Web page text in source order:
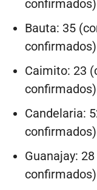
Bauta: 35
Caimito: 23
Candelaria:
Guanajay: